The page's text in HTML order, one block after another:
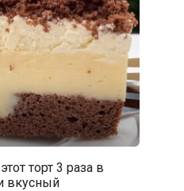
торт 3 раза в
вкусный